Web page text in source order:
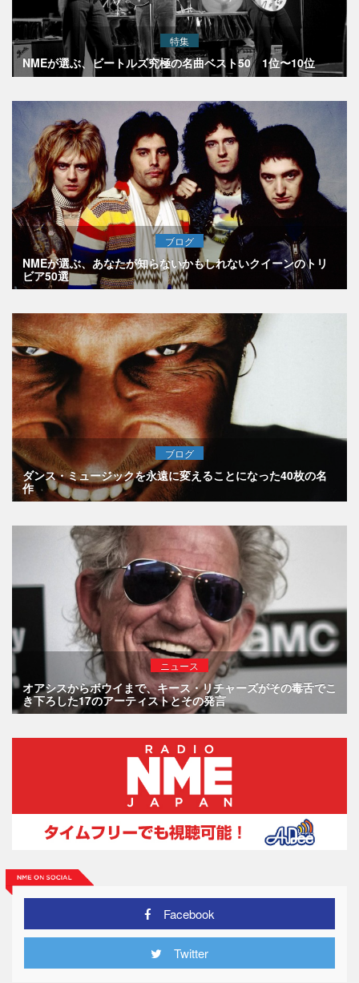
特集
NMEが選ぶ、ビートルズ究極の名曲ベスト50 1位〜10位
ブログ
NMEが選ぶ、あなたが知らないかもしれないクイーンのトリ
ビア50選
ブログ
ダンス・ミュージックを永遠に変えることになった40枚の名
作
ニュース
オアシスからボウイまで、キース・リチャーズがその毒舌でこ
き下ろした17のアーティストとその発言
Facebook
Twitter